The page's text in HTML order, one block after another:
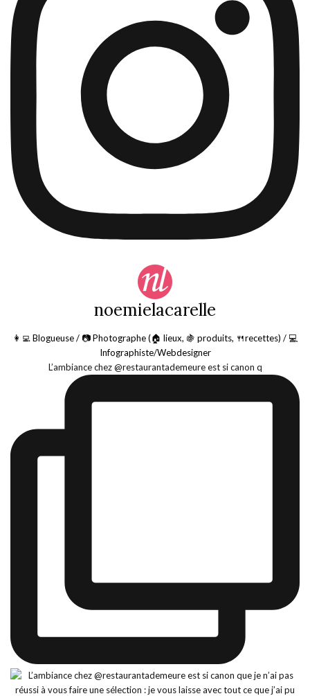
noemielacarelle
👩‍💻 Blogueuse / 📷 Photographe (🏠 lieux, 🍇 produits, 🍴recettes) / 💻
Infographiste/Webdesigner
L’ambiance chez @restaurantademeure est si canon q